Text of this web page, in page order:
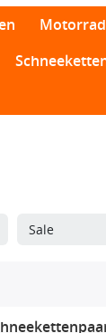
Motorrad
Sale